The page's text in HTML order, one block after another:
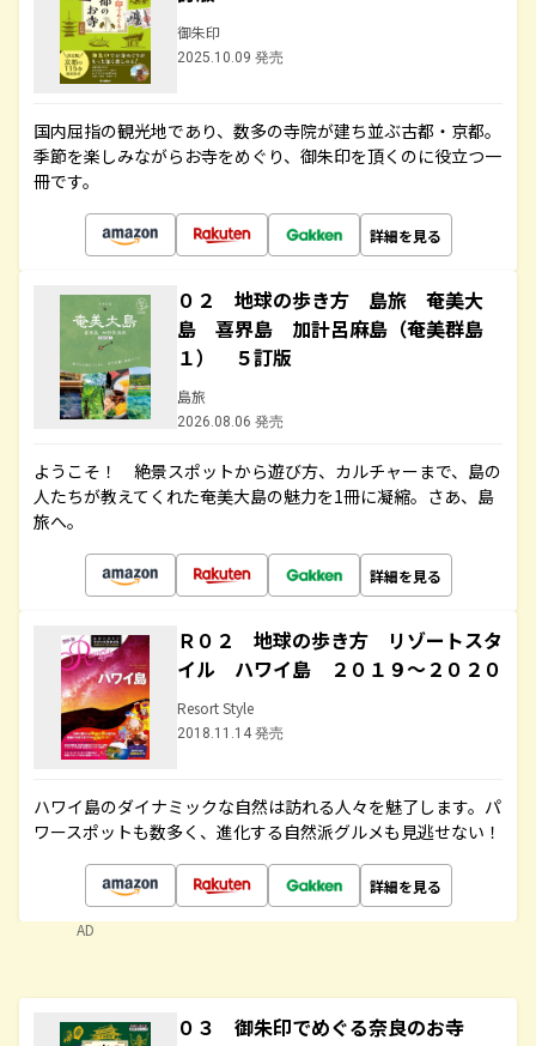
御朱印
2025.10.09 発売
国内屈指の観光地であり、数多の寺院が建ち並ぶ古都・京都。
季節を楽しみながらお寺をめぐり、御朱印を頂くのに役立つ一
冊です。
詳細を見る
０２ 地球の歩き方 島旅 奄美大
島 喜界島 加計呂麻島（奄美群島
１） ５訂版
島旅
2026.08.06 発売
ようこそ！ 絶景スポットから遊び方、カルチャーまで、島の
人たちが教えてくれた奄美大島の魅力を1冊に凝縮。さあ、島
旅へ。
詳細を見る
Ｒ０２ 地球の歩き方 リゾートスタ
イル ハワイ島 ２０１９～２０２０
Resort Style
2018.11.14 発売
ハワイ島のダイナミックな自然は訪れる人々を魅了します。パ
ワースポットも数多く、進化する自然派グルメも見逃せない！
詳細を見る
AD
０３ 御朱印でめぐる奈良のお寺